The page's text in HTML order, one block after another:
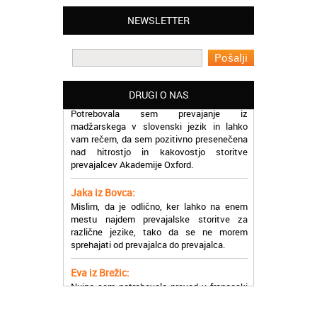
NEWSLETTER
DRUGI O NAS
Matjaž iz Ajdovščine:
Lahko pohvalim vse zaposlene v Akademiji
Oxford, ker so resnično profesionalni in
prevajalske storitve opravljajo hitro in
Potrebovala sem prevajanje iz
madžarskega v slovenski jezik in lahko
vam rečem, da sem pozitivno presenečena
nad hitrostjo in kakovostjo storitve
prevajalcev Akademije Oxford.
Jaka iz Bovca:
Mislim, da je odlično, ker lahko na enem
mestu najdem prevajalske storitve za
različne jezike, tako da se ne morem
sprehajati od prevajalca do prevajalca.
Eva iz Brežic:
Nujno sem potrebovala prevod v francoski
jezik, na spletu sem našla Oxford, jih